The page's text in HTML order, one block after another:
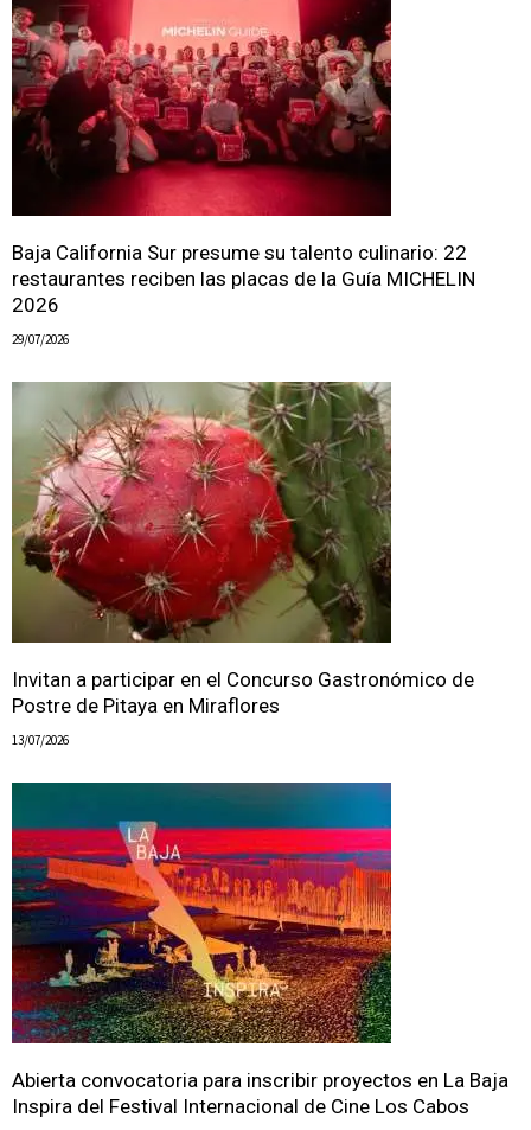
Baja California Sur presume su talento culinario: 22
restaurantes reciben las placas de la Guía MICHELIN
2026
29/07/2026
Invitan a participar en el Concurso Gastronómico de
Postre de Pitaya en Miraflores
13/07/2026
Abierta convocatoria para inscribir proyectos en La Baja
Inspira del Festival Internacional de Cine Los Cabos